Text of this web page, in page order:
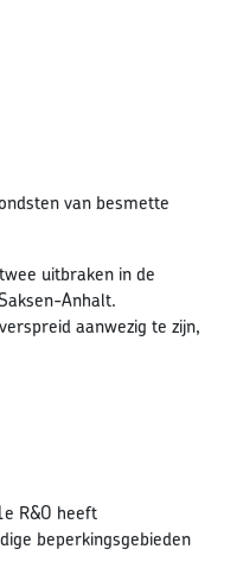
van besmette
uitbraken in de
Anhalt.
aanwezig te zijn,
R&O heeft
beperkingsgebieden